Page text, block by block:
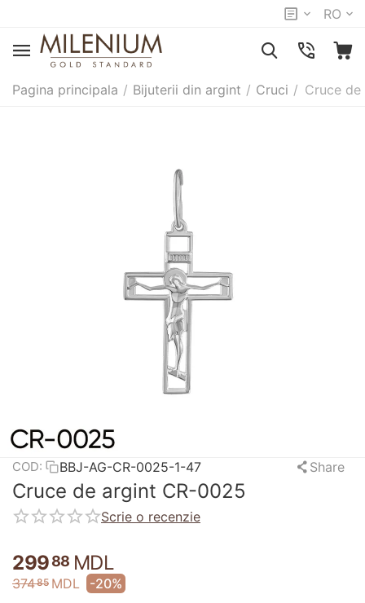
RO
Pagina principala / Bijuterii din argint / Cruci / Cruce
COD: BBJ-AG-CR-0025-1-47 Share
Cruce de argint CR-0025
Scrie o recenzie
29988 MDL
37485 MDL -20%